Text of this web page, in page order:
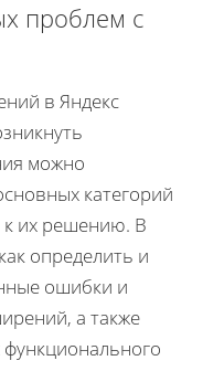
проблем с
в Яндекс
можно
категорий
к их решению. В
определить и
ошибки и
а также